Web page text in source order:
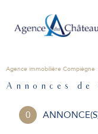
Agence immobilière Compiègne
Annonces
0